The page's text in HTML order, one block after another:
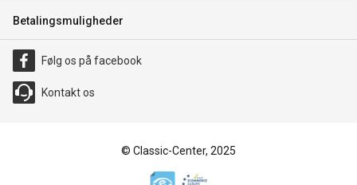
Betalingsmuligheder
Følg os på facebook
Kontakt os
© Classic-Center, 2025